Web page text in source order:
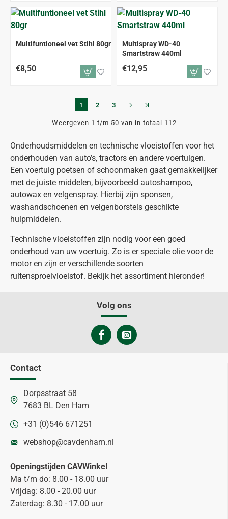
Onderhoudsmiddelen en technische vloeistoffen voor het
onderhouden van auto’s, tractors en andere voertuigen.
Een voertuig poetsen of schoonmaken gaat gemakkelijker
met de juiste middelen, bijvoorbeeld autoshampoo,
autowax en velgenspray. Hierbij zijn sponsen,
washandschoenen en velgenborstels geschikte
hulpmiddelen.
Technische vloeistoffen zijn nodig voor een goed
onderhoud van uw voertuig. Zo is er speciale olie voor de
motor en zijn er verschillende soorten
ruitensproeivloeistof. Bekijk het assortiment hieronder!
Multifuntioneel vet Stihl 80gr
€8,50
Multispray WD-40
Smartstraw 440ml
€12,95
1 2 3
Weergeven 1 t/m 50 van in totaal 112
Volg ons
Contact
Dorpsstraat 58
7683 BL Den Ham
+31 (0)546 671251
webshop@cavdenham.nl
Openingstijden CAVWinkel
Ma t/m do: 8.00 - 18.00 uur
Vrijdag: 8.00 - 20.00 uur
Zaterdag: 8.30 - 17.00 uur